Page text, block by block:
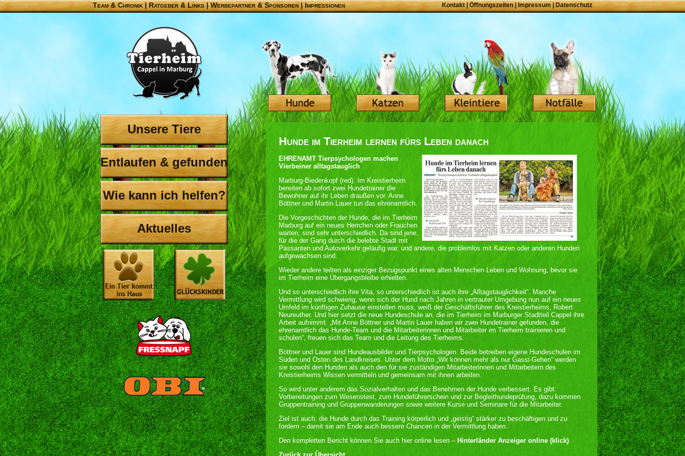
Team & Chronik |Ratgeber & Links|Werbepartner & Sponsoren|Impressionen Kontakt Öffnungszeiten| Impressum|Datenschutz
Unsere Tiere
Entlaufen & gefunden
Wie kann ich helfen?
Aktuelles
Hunde im Tierheim lernen fürs Leben danach
EHRENAMT Tierpsychologen machen
Vierbeiner alltagstauglich
Marburg-Biedenkopf (red). Im Kreistierheim
bereiten ab sofort zwei Hundetrainer die
Bewohner auf ihr Leben draußen vor. Anne
Böttner und Martin Lauer tun das ehrenamtlich.
Die Vorgeschichten der Hunde, die im Tierheim
Marburg auf ein neues Herrchen oder Frauchen
warten, sind sehr unterschiedlich. Da sind jene,
für die der Gang durch die belebte Stadt mit
Passanten und Autoverkehr geläufig war, und andere, die problemlos mit Katzen oder anderen Hunden
aufgewachsen sind.
Wieder andere teilten als einziger Bezugspunkt eines alten Menschen Leben und Wohnung, bevor sie
im Tierheim eine Übergangsbleibe erhielten.
Und so unterschiedlich ihre Vita, so unterschiedlich ist auch ihre „Alltagstauglichkeit“. Manche
Vermittlung wird schwierig, wenn sich der Hund nach Jahren in vertrauter Umgebung nun auf ein neues
Umfeld im künftigen Zuhause einstellen muss, weiß der Geschäftsführer des Kreistierheims, Robert
Neureuther. Und hier setzt die neue Hundeschule an, die im Tierheim im Marburger Stadtteil Cappel ihre
Arbeit aufnimmt. „Mit Anne Böttner und Martin Lauer haben wir zwei Hundetrainer gefunden, die
ehrenamtlich das Hunde-Team und die Mitarbeiterinnen und Mitarbeiter im Tierheim trainieren und
schulen“, freuen sich das Team und die Leitung des Tierheims.
Böttner und Lauer sind Hundeausbilder und Tierpsychologen. Beide betreiben eigene Hundeschulen im
Süden und Osten des Landkreises. Unter dem Motto „Wir können mehr als nur Gassi-Gehen“ werden
sie sowohl den Hunden als auch den für sie zuständigen Mitarbeiterinnen und Mitarbeitern des
Kreistierheims Wissen vermitteln und gemeinsam mit ihnen arbeiten.
So wird unter anderem das Sozialverhalten und das Benehmen der Hunde verbessert. Es gibt
Vorbereitungen zum Wesenstest, zum Hundeführerschein und zur Begleithundeprüfung, dazu kommen
Gruppentraining und Gruppenwanderungen sowie weitere Kurse und Seminare für die Mitarbeiter.
Ziel ist auch, die Hunde durch das Training körperlich und „geistig“ stärker zu beschäftigen und zu
fordern – damit sie am Ende auch bessere Chancen in der Vermittlung haben.
Den kompletten Bericht können Sie auch hier online lesen – Hinterländer Anzeiger online (klick)